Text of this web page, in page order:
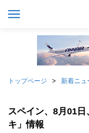
トップページ 新着ニュ
スペイン、8月01
キ」情報